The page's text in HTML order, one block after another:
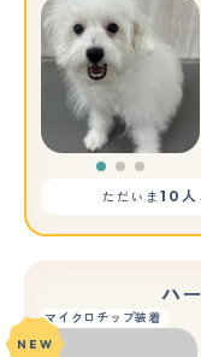
ただいま10人
ハ
マイクロチップ装着
NEW